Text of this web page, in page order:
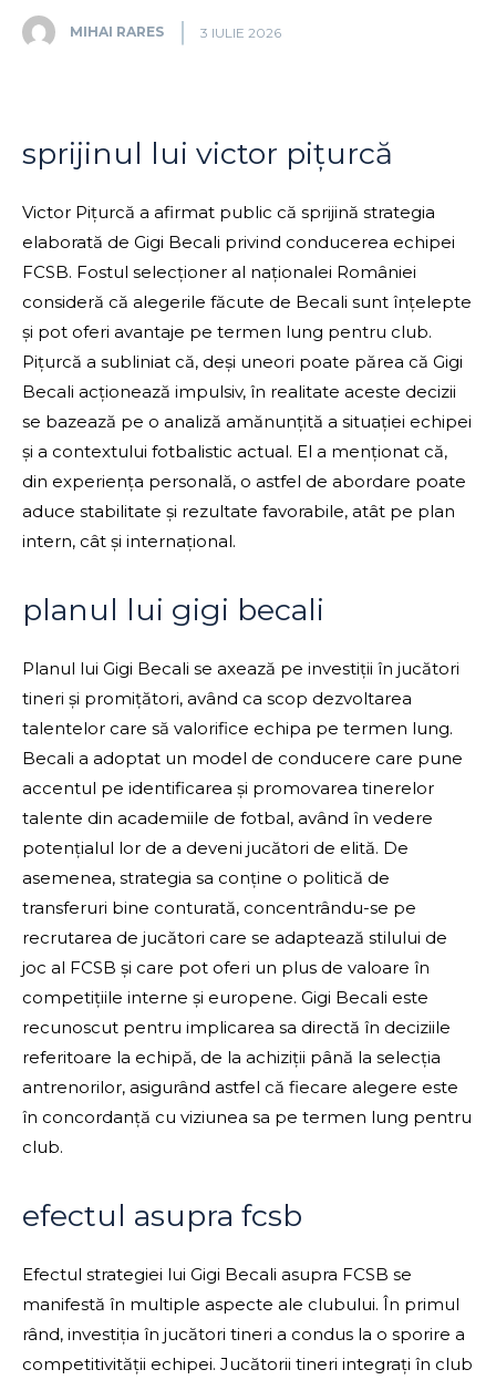
MIHAI RARES 3 IULIE 2026
sprijinul lui victor pițurcă
Victor Pițurcă a afirmat public că sprijină strategia
elaborată de Gigi Becali privind conducerea echipei
FCSB. Fostul selecționer al naționalei României
consideră că alegerile făcute de Becali sunt înțelepte
și pot oferi avantaje pe termen lung pentru club.
Pițurcă a subliniat că, deși uneori poate părea că Gigi
Becali acționează impulsiv, în realitate aceste decizii
se bazează pe o analiză amănunțită a situației echipei
și a contextului fotbalistic actual. El a menționat că,
din experiența personală, o astfel de abordare poate
aduce stabilitate și rezultate favorabile, atât pe plan
intern, cât și internațional.
planul lui gigi becali
Planul lui Gigi Becali se axează pe investiții în jucători
tineri și promițători, având ca scop dezvoltarea
talentelor care să valorifice echipa pe termen lung.
Becali a adoptat un model de conducere care pune
accentul pe identificarea și promovarea tinerelor
talente din academiile de fotbal, având în vedere
potențialul lor de a deveni jucători de elită. De
asemenea, strategia sa conține o politică de
transferuri bine conturată, concentrându-se pe
recrutarea de jucători care se adaptează stilului de
joc al FCSB și care pot oferi un plus de valoare în
competițiile interne și europene. Gigi Becali este
recunoscut pentru implicarea sa directă în deciziile
referitoare la echipă, de la achiziții până la selecția
antrenorilor, asigurând astfel că fiecare alegere este
în concordanță cu viziunea sa pe termen lung pentru
club.
efectul asupra fcsb
Efectul strategiei lui Gigi Becali asupra FCSB se
manifestă în multiple aspecte ale clubului. În primul
rând, investiția în jucători tineri a condus la o sporire a
competitivității echipei. Jucătorii tineri integrați în club